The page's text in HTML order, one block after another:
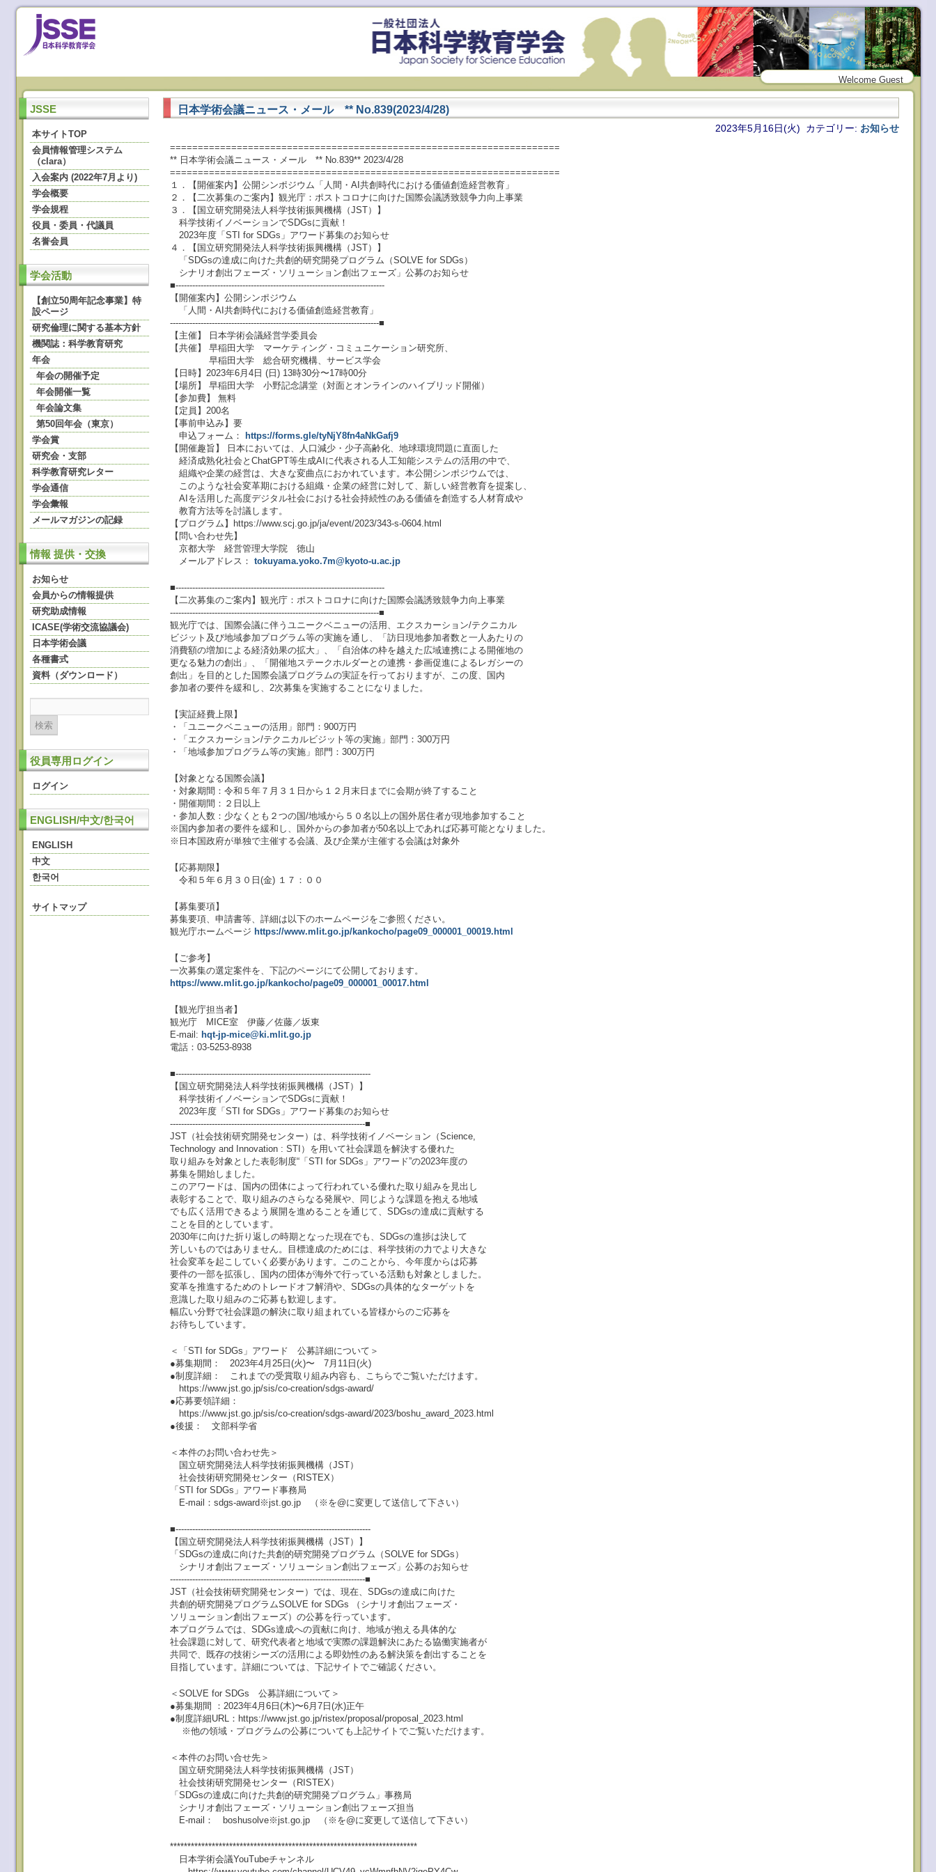
Welcome Guest
JSSE
本サイトTOP
会員情報管理システム
（clara）
入会案内 (2022年7月より)
学会概要
学会規程
役員・委員・代議員
名誉会員
学会活動
【創立50周年記念事業】特
設ページ
研究倫理に関する基本方針
機関誌：科学教育研究
年会
年会の開催予定
年会開催一覧
年会論文集
第50回年会（東京）
学会賞
研究会・支部
科学教育研究レター
学会通信
学会彙報
メールマガジンの記録
情報 提供・交換
お知らせ
会員からの情報提供
研究助成情報
ICASE(学術交流協議会)
日本学術会議
各種書式
資料（ダウンロード）
役員専用ログイン
ログイン
ENGLISH/中文/한국어
ENGLISH
中文
한국어
サイトマップ
日本学術会議ニュース・メール ** No.839(2023/4/28)
2023年5月16日(火) カテゴリー: お知らせ
======================================================================
** 日本学術会議ニュース・メール ** No.839** 2023/4/28
======================================================================
１．【開催案内】公開シンポジウム「人間・AI共創時代における価値創造経営教育」
２．【二次募集のご案内】観光庁：ポストコロナに向けた国際会議誘致競争力向上事業
３．【国立研究開発法人科学技術振興機構（JST）】
科学技術イノベーションでSDGsに貢献！
2023年度「STI for SDGs」アワード募集のお知らせ
４．【国立研究開発法人科学技術振興機構（JST）】
「SDGsの達成に向けた共創的研究開発プログラム（SOLVE for SDGs）
シナリオ創出フェーズ・ソリューション創出フェーズ」公募のお知らせ
■---------------------------------------------------------------------------
【開催案内】公開シンポジウム
「人間・AI共創時代における価値創造経営教育」
---------------------------------------------------------------------------■
【主催】 日本学術会議経営学委員会
【共催】 早稲田大学 マーケティング・コミュニケーション研究所、
早稲田大学 総合研究機構、サービス学会
【日時】2023年6月4日 (日) 13時30分〜17時00分
【場所】 早稲田大学 小野記念講堂（対面とオンラインのハイブリッド開催）
【参加費】 無料
【定員】200名
【事前申込み】要
申込フォーム：
https://forms.gle/tyNjY8fn4aNkGafj9
【開催趣旨】 日本においては、人口減少・少子高齢化、地球環境問題に直面した
経済成熟化社会とChatGPT等生成AIに代表される人工知能システムの活用の中で、
組織や企業の経営は、大きな変曲点におかれています。本公開シンポジウムでは、
このような社会変革期における組織・企業の経営に対して、新しい経営教育を提案し、
AIを活用した高度デジタル社会における社会持続性のある価値を創造する人材育成や
教育方法等を討議します。
【プログラム】https://www.scj.go.jp/ja/event/2023/343-s-0604.html
【問い合わせ先】
京都大学 経営管理大学院 徳山
メールアドレス：tokuyama.yoko.7m@kyoto-u.ac.jp
■---------------------------------------------------------------------------
【二次募集のご案内】観光庁：ポストコロナに向けた国際会議誘致競争力向上事業
---------------------------------------------------------------------------■
観光庁では、国際会議に伴うユニークベニューの活用、エクスカーション/テクニカル
ビジット及び地域参加プログラム等の実施を通し、「訪日現地参加者数と一人あたりの
消費額の増加による経済効果の拡大」、「自治体の枠を越えた広域連携による開催地の
更なる魅力の創出」、「開催地ステークホルダーとの連携・参画促進によるレガシーの
創出」を目的とした国際会議プログラムの実証を行っておりますが、この度、国内
参加者の要件を緩和し、2次募集を実施することになりました。
【実証経費上限】
・「ユニークベニューの活用」部門：900万円
・「エクスカーション/テクニカルビジット等の実施」部門：300万円
・「地域参加プログラム等の実施」部門：300万円
【対象となる国際会議】
・対象期間：令和５年７月３１日から１２月末日までに会期が終了すること
・開催期間：２日以上
・参加人数：少なくとも２つの国/地域から５０名以上の国外居住者が現地参加すること
※国内参加者の要件を緩和し、国外からの参加者が50名以上であれば応募可能となりました。
※日本国政府が単独で主催する会議、及び企業が主催する会議は対象外
【応募期限】
令和５年６月３０日(金) １７：００
【募集要項】
募集要項、申請書等、詳細は以下のホームページをご参照ください。
観光庁ホームページ https://www.mlit.go.jp/kankocho/page09_000001_00019.html
【ご参考】
一次募集の選定案件を、下記のページにて公開しております。
https://www.mlit.go.jp/kankocho/page09_000001_00017.html
【観光庁担当者】
観光庁 MICE室 伊藤／佐藤／坂東
E-mail: hqt-jp-mice@ki.mlit.go.jp
電話：03-5253-8938
■----------------------------------------------------------------------
【国立研究開発法人科学技術振興機構（JST）】
科学技術イノベーションでSDGsに貢献！
2023年度「STI for SDGs」アワード募集のお知らせ
----------------------------------------------------------------------■
JST（社会技術研究開発センター）は、科学技術イノベーション（Science,
Technology and Innovation : STI）を用いて社会課題を解決する優れた
取り組みを対象とした表彰制度“「STI for SDGs」アワード”の2023年度の
募集を開始しました。
このアワードは、国内の団体によって行われている優れた取り組みを見出し
表彰することで、取り組みのさらなる発展や、同じような課題を抱える地域
でも広く活用できるよう展開を進めることを通じて、SDGsの達成に貢献する
ことを目的としています。
2030年に向けた折り返しの時期となった現在でも、SDGsの進捗は決して
芳しいものではありません。目標達成のためには、科学技術の力でより大きな
社会変革を起こしていく必要があります。このことから、今年度からは応募
要件の一部を拡張し、国内の団体が海外で行っている活動も対象としました。
変革を推進するためのトレードオフ解消や、SDGsの具体的なターゲットを
意識した取り組みのご応募も歓迎します。
幅広い分野で社会課題の解決に取り組まれている皆様からのご応募を
お待ちしています。
＜「STI for SDGs」アワード 公募詳細について＞
●募集期間： 2023年4月25日(火)〜 7月11日(火)
●制度詳細： これまでの受賞取り組み内容も、こちらでご覧いただけます。
https://www.jst.go.jp/sis/co-creation/sdgs-award/
●応募要領詳細：
https://www.jst.go.jp/sis/co-creation/sdgs-award/2023/boshu_award_2023.html
●後援： 文部科学省
＜本件のお問い合わせ先＞
国立研究開発法人科学技術振興機構（JST）
社会技術研究開発センター（RISTEX）
「STI for SDGs」アワード事務局
E-mail：sdgs-award※jst.go.jp （※を@に変更して送信して下さい）
■----------------------------------------------------------------------
【国立研究開発法人科学技術振興機構（JST）】
「SDGsの達成に向けた共創的研究開発プログラム（SOLVE for SDGs）
シナリオ創出フェーズ・ソリューション創出フェーズ」公募のお知らせ
----------------------------------------------------------------------■
JST（社会技術研究開発センター）では、現在、SDGsの達成に向けた
共創的研究開発プログラムSOLVE for SDGs （シナリオ創出フェーズ・
ソリューション創出フェーズ）の公募を行っています。
本プログラムでは、SDGs達成への貢献に向け、地域が抱える具体的な
社会課題に対して、研究代表者と地域で実際の課題解決にあたる協働実施者が
共同で、既存の技術シーズの活用による即効性のある解決策を創出することを
目指しています。詳細については、下記サイトでご確認ください。
＜SOLVE for SDGs 公募詳細について＞
●募集期間 ：2023年4月6日(木)〜6月7日(水)正午
●制度詳細URL：https://www.jst.go.jp/ristex/proposal/proposal_2023.html
※他の領域・プログラムの公募についても上記サイトでご覧いただけます。
＜本件のお問い合せ先＞
国立研究開発法人科学技術振興機構（JST）
社会技術研究開発センター（RISTEX）
「SDGsの達成に向けた共創的研究開発プログラム」事務局
シナリオ創出フェーズ・ソリューション創出フェーズ担当
E-mail： boshusolve※jst.go.jp （※を@に変更して送信して下さい）
***********************************************************************
日本学術会議YouTubeチャンネル